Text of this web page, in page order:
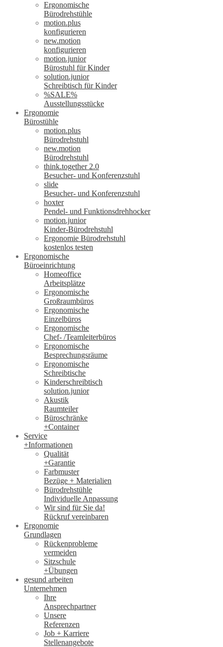
Ergonomische
Bürodrehstühle
motion.plus
konfigurieren
new.motion
konfigurieren
motion.junior
Bürostuhl für Kinder
solution.junior
Schreibtisch für Kinder
%SALE%
Ausstellungsstücke
Ergonomie
Bürostühle
motion.plus
Bürodrehstuhl
new.motion
Bürodrehstuhl
think.together 2.0
Besucher- und Konferenzstuhl
slide
Besucher- und Konferenzstuhl
hoxter
Pendel- und Funktionsdrehhocker
motion.junior
Kinder-Bürodrehstuhl
Ergonomie Bürodrehstuhl
kostenlos testen
Ergonomische
Büroeinrichtung
Homeoffice
Arbeitsplätze
Ergonomische
Großraumbüros
Ergonomische
Einzelbüros
Ergonomische
Chef- /Teamleiterbüros
Ergonomische
Besprechungsräume
Ergonomische
Schreibtische
Kinderschreibtisch
solution.junior
Akustik
Raumteiler
Büroschränke
+Container
Service
+Informationen
Qualität
+Garantie
Farbmuster
Bezüge + Materialien
Bürodrehstühle
Individuelle Anpassung
Wir sind für Sie da!
Rückruf vereinbaren
Ergonomie
Grundlagen
Rückenprobleme
vermeiden
Sitzschule
+Übungen
gesund arbeiten
Unternehmen
Ihre
Ansprechpartner
Unsere
Referenzen
Job + Karriere
Stellenangebote